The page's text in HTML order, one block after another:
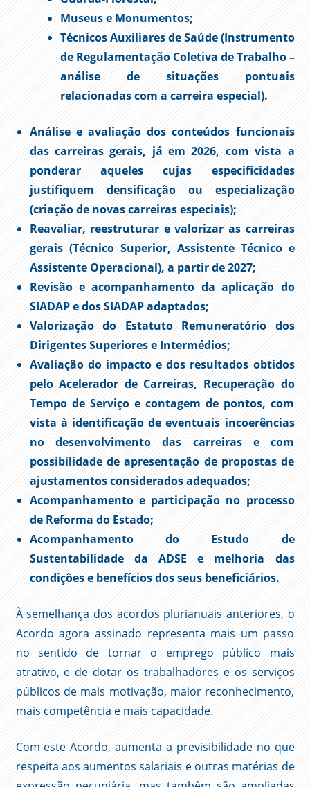
Museus e Monumentos;
Técnicos Auxiliares de Saúde (Instrumento
de Regulamentação Coletiva de Trabalho –
análise de situações pontuais
relacionadas com a carreira especial).
Análise e avaliação dos conteúdos funcionais
das carreiras gerais, já em 2026, com vista a
ponderar aqueles cujas especificidades
justifiquem densificação ou especialização
(criação de novas carreiras especiais);
Reavaliar, reestruturar e valorizar as carreiras
gerais (Técnico Superior, Assistente Técnico e
Assistente Operacional), a partir de 2027;
Revisão e acompanhamento da aplicação do
SIADAP e dos SIADAP adaptados;
Valorização do Estatuto Remuneratório dos
Dirigentes Superiores e Intermédios;
Avaliação do impacto e dos resultados obtidos
pelo Acelerador de Carreiras, Recuperação do
Tempo de Serviço e contagem de pontos, com
vista à identificação de eventuais incoerências
no desenvolvimento das carreiras e com
possibilidade de apresentação de propostas de
ajustamentos considerados adequados;
Acompanhamento e participação no processo
de Reforma do Estado;
Acompanhamento do Estudo de
Sustentabilidade da ADSE e melhoria das
condições e benefícios dos seus beneficiários.
À semelhança dos acordos plurianuais anteriores, o
Acordo agora assinado representa mais um passo
no sentido de tornar o emprego público mais
atrativo, e de dotar os trabalhadores e os serviços
públicos de mais motivação, maior reconhecimento,
mais competência e mais capacidade.
Com este Acordo, aumenta a previsibilidade no que
respeita aos aumentos salariais e outras matérias de